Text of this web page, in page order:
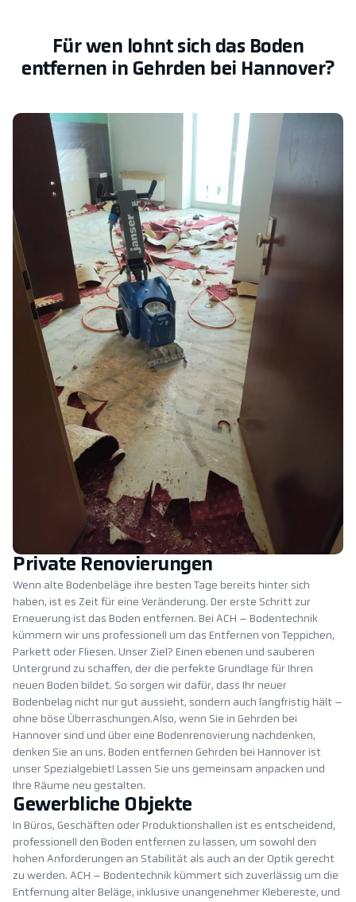
Für wen lohnt sich das Boden
entfernen in Gehrden bei Hannover?
Private Renovierungen
Wenn alte Bodenbeläge ihre besten Tage bereits hinter sich
haben, ist es Zeit für eine Veränderung. Der erste Schritt zur
Erneuerung ist das Boden entfernen. Bei ACH – Bodentechnik
kümmern wir uns professionell um das Entfernen von Teppichen,
Parkett oder Fliesen. Unser Ziel? Einen ebenen und sauberen
Untergrund zu schaffen, der die perfekte Grundlage für Ihren
neuen Boden bildet. So sorgen wir dafür, dass Ihr neuer
Bodenbelag nicht nur gut aussieht, sondern auch langfristig hält –
ohne böse Überraschungen.Also, wenn Sie in Gehrden bei
Hannover sind und über eine Bodenrenovierung nachdenken,
denken Sie an uns. Boden entfernen Gehrden bei Hannover ist
unser Spezialgebiet! Lassen Sie uns gemeinsam anpacken und
Ihre Räume neu gestalten.
Gewerbliche Objekte
In Büros, Geschäften oder Produktionshallen ist es entscheidend,
professionell den Boden entfernen zu lassen, um sowohl den
hohen Anforderungen an Stabilität als auch an der Optik gerecht
zu werden. ACH – Bodentechnik kümmert sich zuverlässig um die
Entfernung alter Beläge, inklusive unangenehmer Klebereste, und